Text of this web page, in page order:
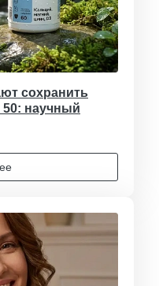
сохранить
научный